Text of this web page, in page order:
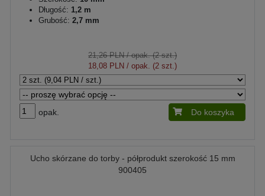
Długość: 1,2 m
Grubość: 2,7 mm
21,26 PLN/ opak. (2 szt.)
18,08 PLN / opak. (2 szt.)
opak. Do koszyka
Ucho skórzane do torby - półprodukt szerokość 15 mm
900405